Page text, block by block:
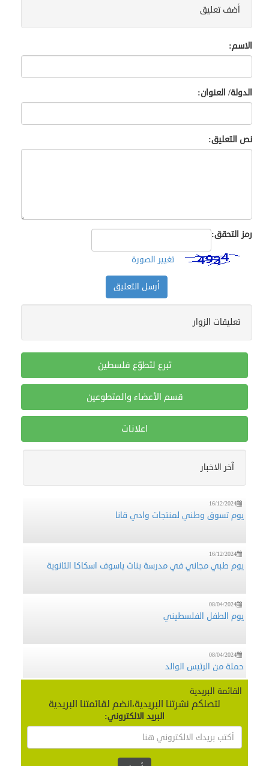
أضف تعليق
الاسم:
الدولة/ العنوان:
نص التعليق:
رمز التحقق:
تغيير الصورة
تعليقات الزوار
تبرع لتطوّع فلسطين
قسم الأعضاء والمتطوعين
اعلانات
آخر الاخبار
في قرية فرخة بمحافظة سلفيت
يوم تسوق وطني لمنتجات وادي قانا
يوم طبي مجاني في مدرسة بنات ياسوف اسكاكا الثانوية
يوم الطفل الفلسطيني
حملة من الرئيس الوالد
وفد من منظمة تطوع يزورمحافظ سلفيت‎‎‎‎‎
24/09/2019
محافظ محافظة طوباس والاغوار الشمالية‎
القائمة البريدية
لتصلكم نشرتنا البريدية،انضم لقائمتنا البريدية
البريد الالكتروني: